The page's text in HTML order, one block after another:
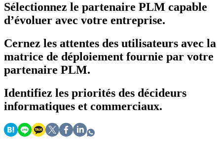
Sélectionnez le partenaire PLM capable
d’évoluer avec votre entreprise.
Cernez les attentes des utilisateurs avec la
matrice de déploiement fournie par votre
partenaire PLM.
Identifiez les priorités des décideurs
informatiques et commerciaux.